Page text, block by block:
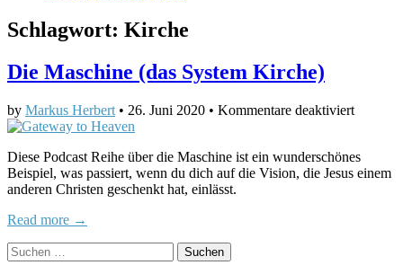
Schlagwort: Kirche
Die Maschine (das System Kirche)
by Markus Herbert • 26. Juni 2020 • Kommentare deaktiviertfür
(das
System
Diese Podcast Reihe über die Maschine ist ein wunderschönes
Beispiel, was passiert, wenn du dich auf die Vision, die Jesus einem
anderen Christen geschenkt hat, einlässt.
Read more →
Suchen
nach: